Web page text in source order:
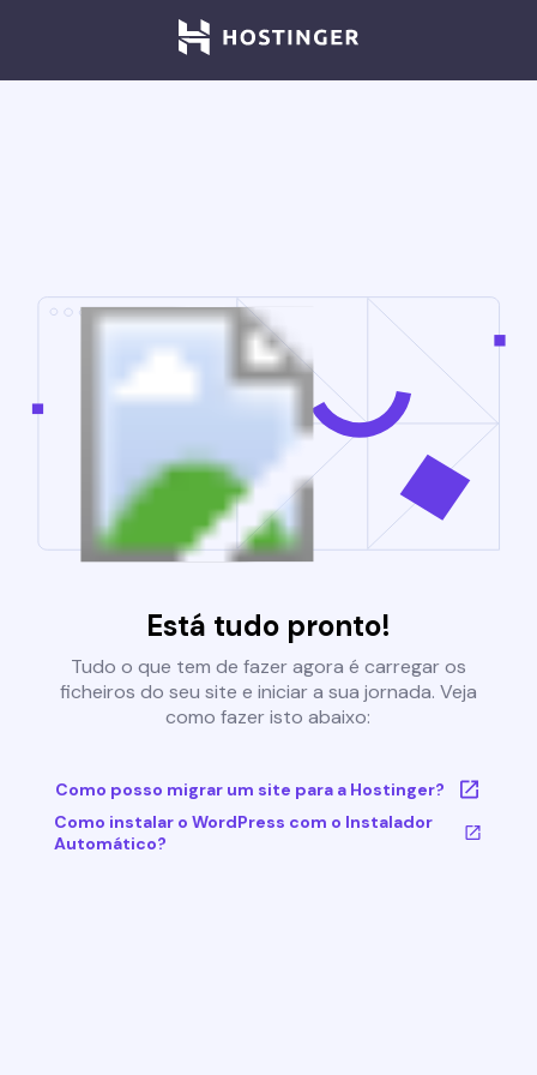
Está tudo pronto!
Tudo o que tem de fazer agora é carregar os
ficheiros do seu site e iniciar a sua jornada. Veja
como fazer isto abaixo:
Como posso migrar um site para a Hostinger?
Como instalar o WordPress com o Instalador
Automático?